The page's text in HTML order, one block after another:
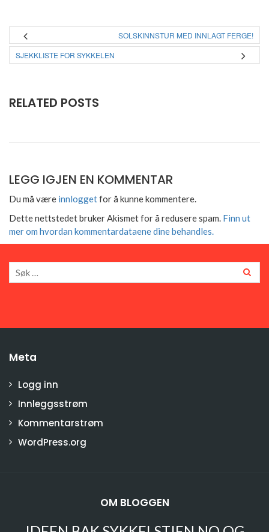
SOLSKINNSTUR MED INNLAGT FERGE!
SJEKKLISTE FOR SYKKELEN
RELATED POSTS
LEGG IGJEN EN KOMMENTAR
Du må være innloggetfor å kunne kommentere.
Dette nettstedet bruker Akismet for å redusere spam. Finn ut
mer om hvordan kommentardataene dine behandles.
Meta
Logg inn
Innleggsstrøm
Kommentarstrøm
WordPress.org
OM BLOGGEN